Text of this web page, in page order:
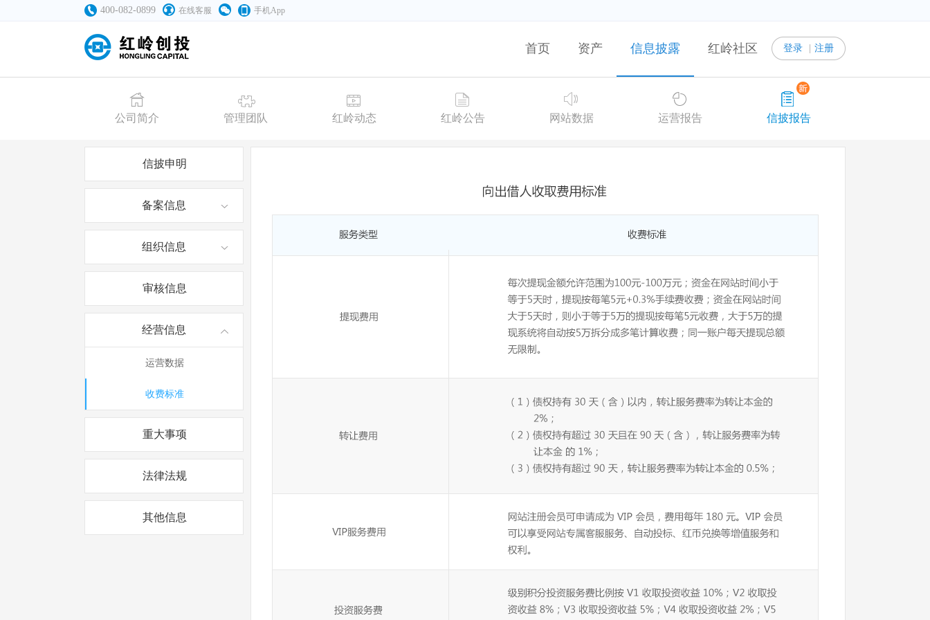
400-082-0899 在线客服 手机App
首页 资产 信息披露 红岭社区 登录 注册
公司简介 管理团队 红岭动态 红岭公告 网站数据 运营报告 信披报告
信披申明
备案信息
组织信息
审核信息
经营信息
运营数据
收费标准
重大事项
法律法规
其他信息